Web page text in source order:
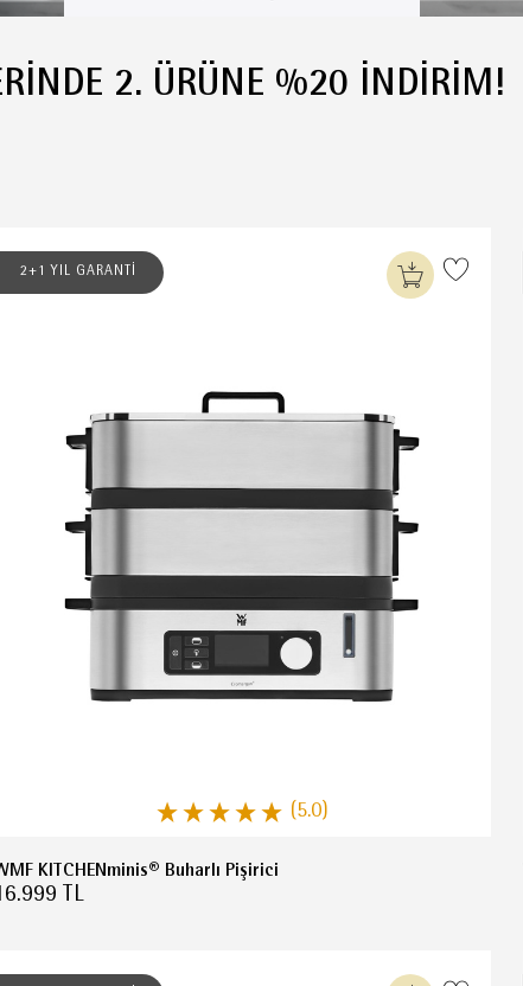
2. ÜRÜNE %20 İNDIRIM!
2+1 YIL GARANTİ
(5.0)
KITCHENminis® Buharlı Pişirici
TL